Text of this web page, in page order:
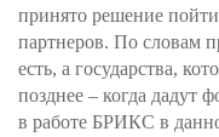
принято решение
партнеров. По словам
есть, а государства,
позднее – когда дадут
в работе БРИКС в